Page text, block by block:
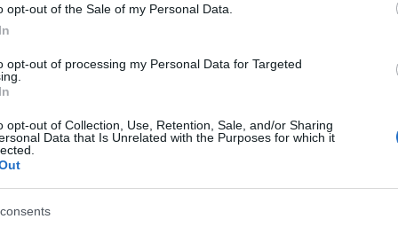
opt-out of the Sale of my Personal Data.
opt-out of processing my Personal Data for Targeted
opt-out of Collection, Use, Retention, Sale, and/or Sharing
Data that Is Unrelated with the Purposes for which it
Μίντλετον
προσέγγισή της στη
ένα διατροφικό πρόγραμμα που αντλεί
όμως να υιοθετεί την αυστηρότητά